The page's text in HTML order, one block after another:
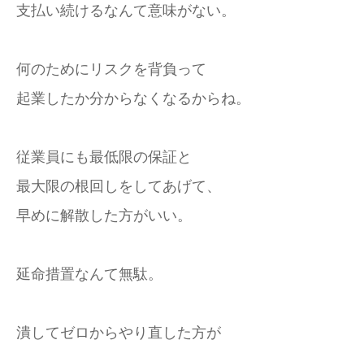
支払い続けるなんて意味がない。
何のためにリスクを背負って
起業したか分からなくなるからね。
従業員にも最低限の保証と
最大限の根回しをしてあげて、
早めに解散した方がいい。
延命措置なんて無駄。
潰してゼロからやり直した方が